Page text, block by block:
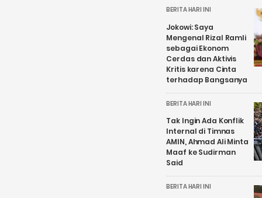
BERITA HARI INI
Jokowi: Saya
Mengenal Rizal Ramli
sebagai Ekonom
Cerdas dan Aktivis
Kritis karena Cinta
terhadap Bangsanya
BERITA HARI INI
Tak Ingin Ada Konflik
Internal di Timnas
AMIN, Ahmad Ali Minta
Maaf ke Sudirman
Said
BERITA HARI INI